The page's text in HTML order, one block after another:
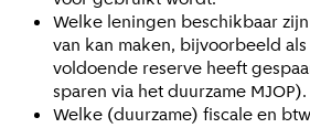
Welke leningen beschikbaar
van kan maken, bijvoorbeeld
voldoende reserve heeft
sparen via het duurzame MJOP).
Welke (duurzame) fiscale en